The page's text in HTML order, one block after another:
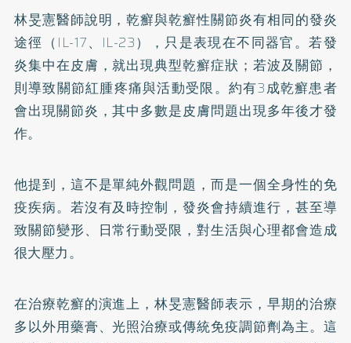
林旻憲醫師說明，乾癬與乾癬性關節炎有相同的發炎
途徑（IL-17、IL-23），只是表現在不同器官。若發
炎集中在皮膚，就出現典型乾癬症狀；若波及關節，
則導致關節紅腫疼痛與活動受限。約有3成乾癬患者
會出現關節炎，其中多數是皮膚問題出現多年後才發
作。
他提到，這不是單純外觀問題，而是一個全身性的免
疫疾病。若沒有及時控制，發炎會持續進行，甚至導
致關節變形、日常行動受限，對生活與心理都會造成
很大壓力。
在治療乾癬的演進上，林旻憲醫師表示，早期的治療
多以外用藥膏、光照治療或傳統免疫調節劑為主。這